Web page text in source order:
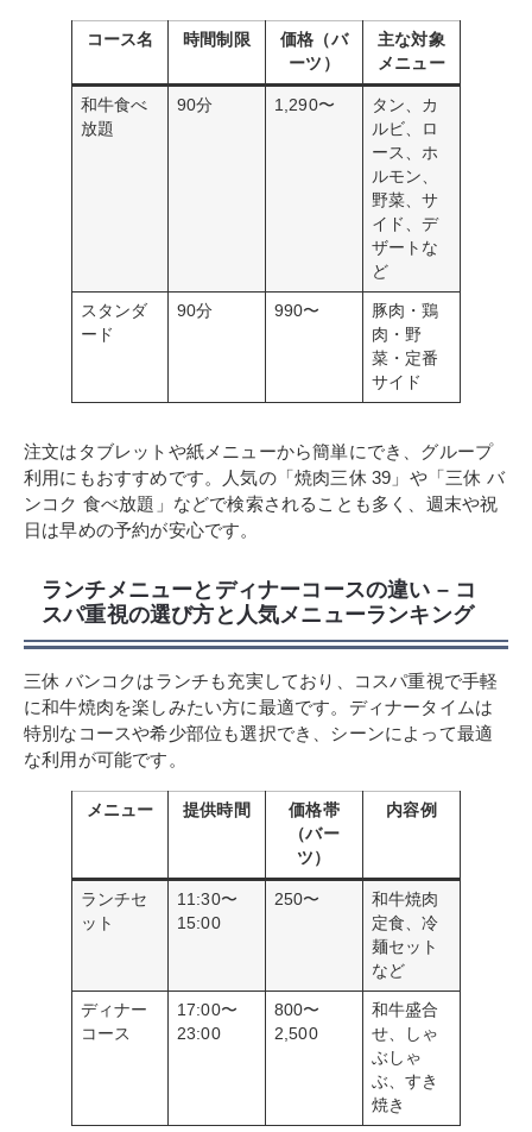
コース名 時間制限
価格（バ
ーツ）
主な対象
メニュー
和牛食べ
放題
90分 1,290〜
タン、カ
ルビ、ロ
ース、ホ
ルモン、
野菜、サ
イド、デ
ザートな
ど
スタンダ
ード
90分 990〜
豚肉・鶏
肉・野
菜・定番
サイド
注文はタブレットや紙メニューから簡単にでき、グループ
利用にもおすすめです。人気の「焼肉三休 39」や「三休 バ
ンコク 食べ放題」などで検索されることも多く、週末や祝
日は早めの予約が安心です。
ランチメニューとディナーコースの違い – コ
スパ重視の選び方と人気メニューランキング
三休 バンコクはランチも充実しており、コスパ重視で手軽
に和牛焼肉を楽しみたい方に最適です。ディナータイムは
特別なコースや希少部位も選択でき、シーンによって最適
な利用が可能です。
メニュー 提供時間
価格帯
（バー
ツ）
内容例
ランチセ
ット
11:30〜
15:00
250〜
和牛焼肉
定食、冷
麺セット
など
ディナー
コース
17:00〜
23:00
800〜
2,500
和牛盛合
せ、しゃ
ぶしゃ
ぶ、すき
焼き